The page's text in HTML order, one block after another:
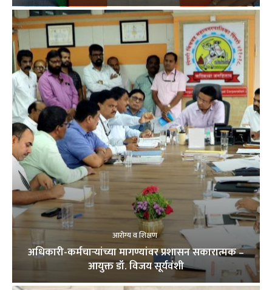
आरोग्य व शिक्षण
अधिकारी-कर्मचाऱ्यांच्या मागण्यांवर प्रशासन सकारात्मक –
आयुक्त डॉ. विजय सूर्यवंशी